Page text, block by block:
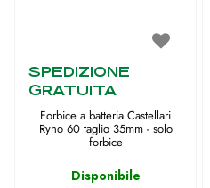
SPEDIZIONE
GRATUITA
Forbice a batteria Castellari
Ryno 60 taglio 35mm - solo
forbice
Disponibile